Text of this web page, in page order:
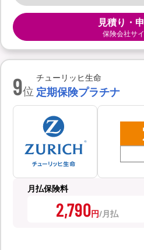
見積り・
保険会社サ
9位
チューリッヒ生命
定期保険プラチナ
月払保険料
2,790円